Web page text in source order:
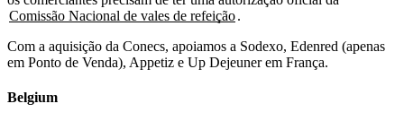
Comissão Nacional de vales de refeição.
Com a aquisição da Conecs, apoiamos a Sodexo, Edenred (apenas
em Ponto de Venda), Appetiz e Up Dejeuner em França.
Belgium